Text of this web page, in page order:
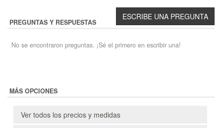
PREGUNTAS Y RESPUESTAS
No se encontraron preguntas. ¡Sé el primero en escribir una!
MÁS OPCIONES
Ver todos los precios y medidas